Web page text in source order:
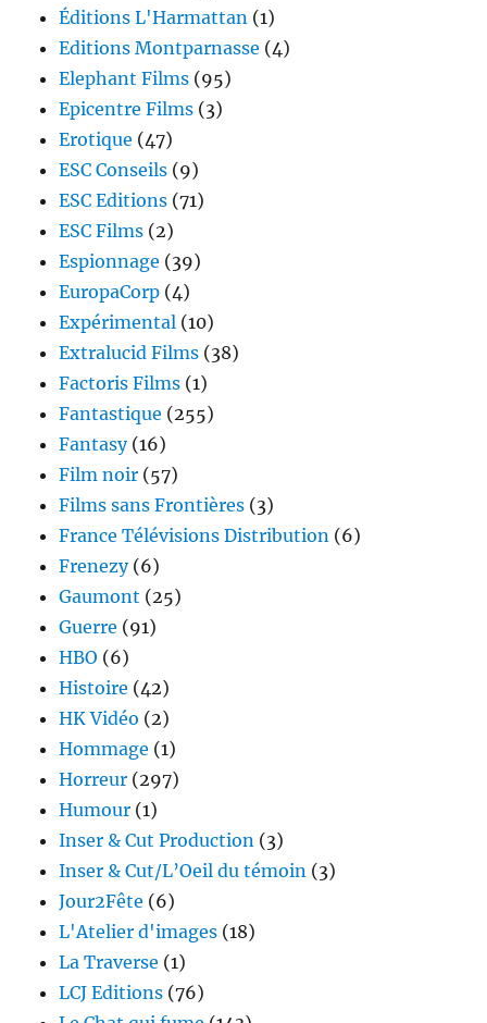
Éditions L'Harmattan (1)
Editions Montparnasse (4)
Elephant Films (95)
Epicentre Films (3)
Erotique (47)
ESC Conseils (9)
ESC Editions (71)
ESC Films (2)
Espionnage (39)
EuropaCorp (4)
Expérimental (10)
Extralucid Films (38)
Factoris Films (1)
Fantastique (255)
Fantasy(16)
Film noir (57)
Films sans Frontières (3)
France Télévisions Distribution (6)
Frenezy(6)
Gaumont (25)
Guerre (91)
HBO (6)
Histoire (42)
HK Vidéo (2)
Hommage (1)
Horreur (297)
Humour (1)
Inser & Cut Production (3)
Inser & Cut/L’Oeil du témoin (3)
Jour2Fête (6)
L'Atelier d'images (18)
La Traverse (1)
LCJ Editions (76)